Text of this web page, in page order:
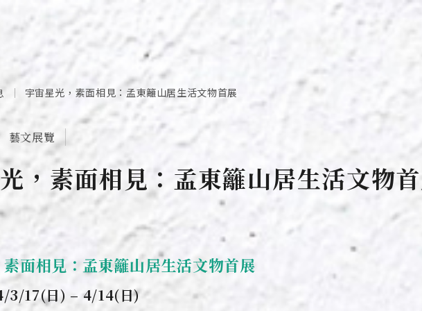
宇宙星光，素面相見：孟東籬山居生活文物首展
藝文展覽
，素面相見：孟東籬山居生活文物
面相見：孟東籬山居生活文物首展
3/17(日) – 4/14(日)